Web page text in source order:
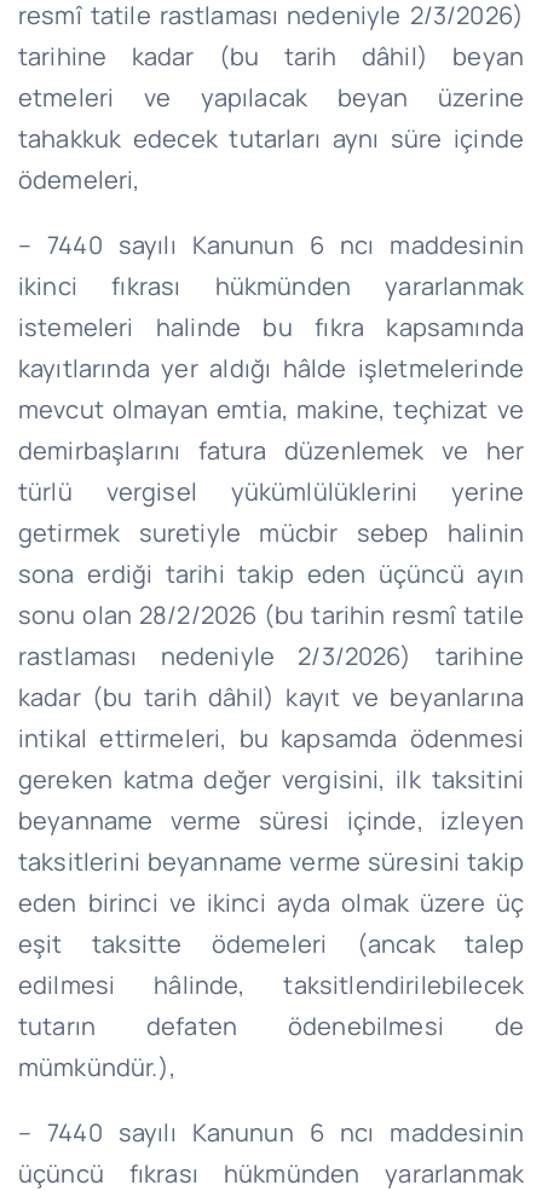
resmî tatile rastlaması nedeniyle 2/3/2026)
tarihine kadar (bu tarih dâhil) beyan
etmeleri ve yapılacak beyan üzerine
tahakkuk edecek tutarları aynı süre içinde
ödemeleri,
– 7440 sayılı Kanunun 6 ncı maddesinin
ikinci fıkrası hükmünden yararlanmak
istemeleri halinde bu fıkra kapsamında
kayıtlarında yer aldığı hâlde işletmelerinde
mevcut olmayan emtia, makine, teçhizat ve
demirbaşlarını fatura düzenlemek ve her
türlü vergisel yükümlülüklerini yerine
getirmek suretiyle mücbir sebep halinin
sona erdiği tarihi takip eden üçüncü ayın
sonu olan 28/2/2026 (bu tarihin resmî tatile
rastlaması nedeniyle 2/3/2026) tarihine
kadar (bu tarih dâhil) kayıt ve beyanlarına
intikal ettirmeleri, bu kapsamda ödenmesi
gereken katma değer vergisini, ilk taksitini
beyanname verme süresi içinde, izleyen
taksitlerini beyanname verme süresini takip
eden birinci ve ikinci ayda olmak üzere üç
eşit taksitte ödemeleri (ancak talep
edilmesi hâlinde, taksitlendirilebilecek
tutarın defaten ödenebilmesi de
mümkündür.),
– 7440 sayılı Kanunun 6 ncı maddesinin
üçüncü fıkrası hükmünden yararlanmak